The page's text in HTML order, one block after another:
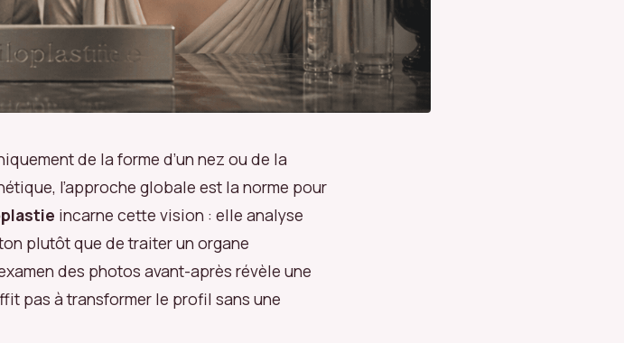
de la forme d’un nez ou de la
l’approche globale est la norme pour
incarne cette vision : elle analyse
plutôt que de traiter un organe
des photos avant-après révèle une
pas à transformer le profil sans une